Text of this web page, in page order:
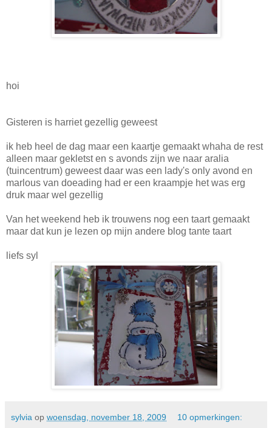
hoi
Gisteren is harriet gezellig geweest
ik heb heel de dag maar een kaartje gemaakt whaha de rest
alleen maar gekletst en s avonds zijn we naar aralia
(tuincentrum) geweest daar was een lady's only avond en
marlous van doeading had er een kraampje het was erg
druk maar wel gezellig
Van het weekend heb ik trouwens nog een taart gemaakt
maar dat kun je lezen op mijn andere blog tante taart
liefs syl
sylvia op woensdag, november 18, 2009 10 opmerkingen: